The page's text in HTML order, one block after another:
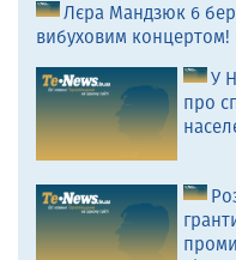
Лєра Мандзюк 6
вибуховим концертом!
У
про